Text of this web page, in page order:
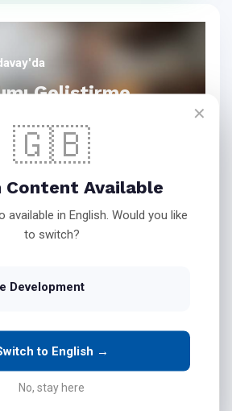
Geliştirme
Web Yazılım
Masaüstü
✕
🇬🇧
Content Available
available in English. Would you like
to switch?
Development
to English →
No, stay here